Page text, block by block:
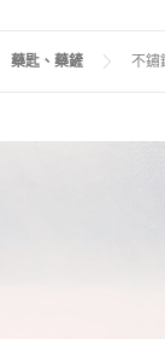
藥匙、藥鏟 不鏽